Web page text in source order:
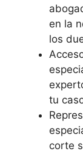
en la
los
tu
corte